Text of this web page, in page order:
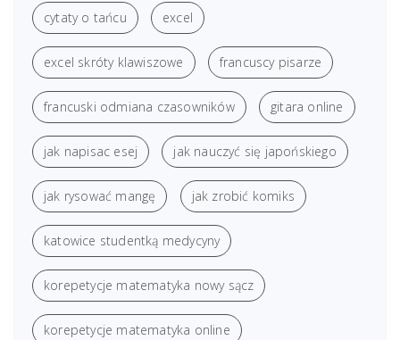
cytaty o tańcu excel
excel skróty klawiszowe francuscy pisarze
francuski odmiana czasowników gitara online
jak napisac esej jak nauczyć się japońskiego
jak rysować mangę jak zrobić komiks
katowice studentką medycyny
korepetycje matematyka nowy sącz
korepetycje matematyka online